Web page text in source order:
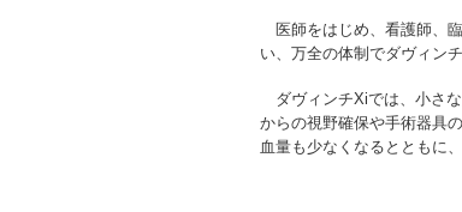
医師をはじめ、看護師、
い、万全の体制でダヴィン
ダヴィンチXiでは、小さ
からの視野確保や手術器具
血量も少なくなるとともに